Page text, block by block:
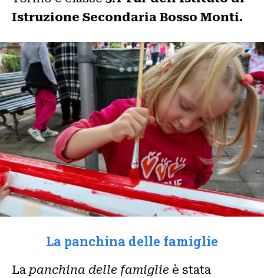
Istruzione Secondaria Bosso Monti.
La panchina delle famiglie
La panchina delle famiglie è stata